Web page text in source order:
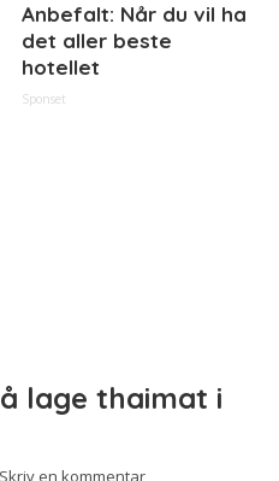
Anbefalt: Når du vil ha
det aller beste
hotellet
Sponset
lage thaimat i
Skriv en kommentar